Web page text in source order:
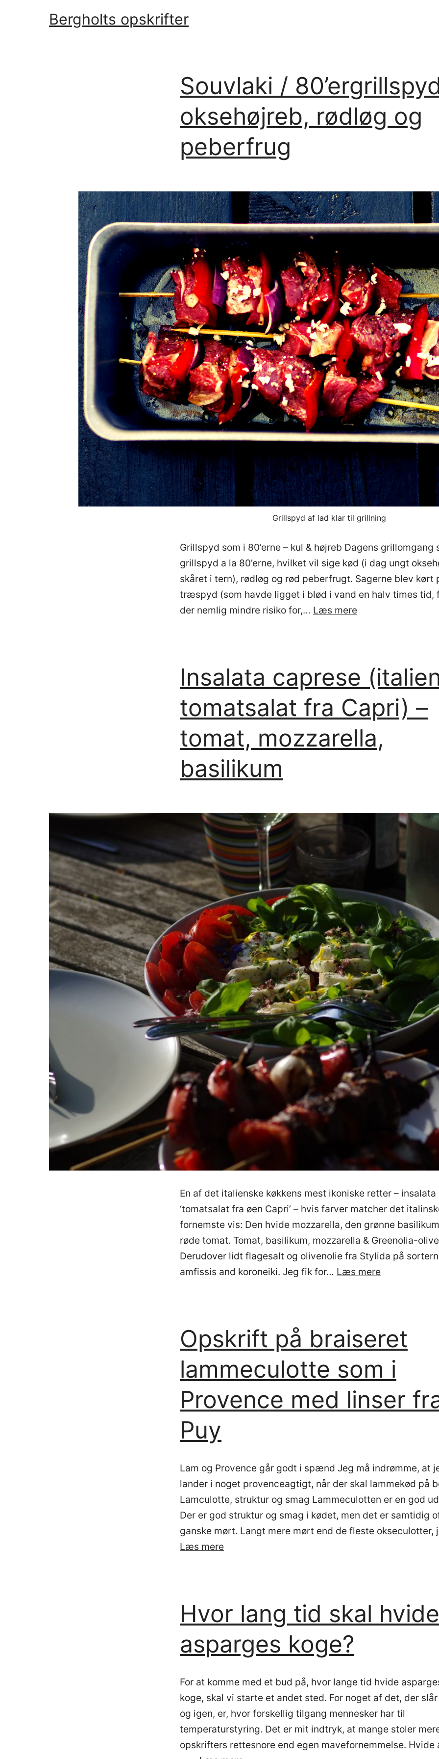
Bergholts opskrifter
Souvlaki /
oksehøjreb, rødløg og
peberfrug
Grillspyd af lad klar til grillning
Grillspyd som i 80’erne – kul & højreb Dagens grillomgang
grillspyd a la 80’erne, hvilket vil sige kød (i dag ungt
skåret i tern), rødløg og rød peberfrugt. Sagerne blev kørt
træspyd (som havde ligget i blød i vand en halv times tid,
der nemlig mindre risiko for,… Læs mereSouvlaki
oksehøjreb,
rødløg
og
peberfrug
Insalata caprese
tomatsalat fra Capri) –
tomat, mozzarella,
basilikum
En af det italienske køkkens mest ikoniske retter – insalata
‘tomatsalat fra øen Capri’ – hvis farver matcher det
fornemste vis: Den hvide mozzarella, den grønne
røde tomat. Tomat, basilikum, mozzarella & Greenolia-
Derudover lidt flagesalt og olivenolie fra Stylida på
amfissis and koroneiki. Jeg fik for… Læs mereInsalata
fra
Capri)
–
tomat,
mozzarella,
basilikum
Opskrift på braiseret
lammeculotte som i
Provence med linser
Puy
Lam og Provence går godt i spænd Jeg må indrømme, at
lander i noget provenceagtigt, når der skal lammekød på
Lamculotte, struktur og smag Lammeculotten er en god
Der er god struktur og smag i kødet, men det er samtidig
ganske mørt. Langt mere mørt end de fleste okseculotter,
Læs mereOpskrift
som
i
Provence
med
fra
Puy
Hvor lang tid skal hvide
asparges koge?
For at komme med et bud på, hvor lange tid hvide
koge, skal vi starte et andet sted. For noget af det, der
og igen, er, hvor forskellig tilgang mennesker har til
temperaturstyring. Det er mit indtryk, at mange stoler
opskrifters rettesnore end egen mavefornemmelse. Hvide